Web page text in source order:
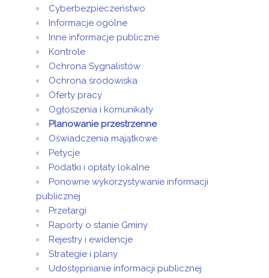
Cyberbezpieczeństwo
Informacje ogólne
Inne informacje publiczne
Kontrole
Ochrona Sygnalistów
Ochrona środowiska
Oferty pracy
Ogłoszenia i komunikaty
Planowanie przestrzenne
Oświadczenia majątkowe
Petycje
Podatki i opłaty lokalne
Ponowne wykorzystywanie informacji
publicznej
Przetargi
Raporty o stanie Gminy
Rejestry i ewidencje
Strategie i plany
Udostępnianie informacji publicznej